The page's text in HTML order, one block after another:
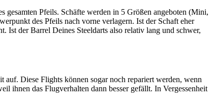
gesamten Pfeils. Schäfte werden in 5 Größen angeboten (Mini,
des Pfeils nach vorne verlagern. Ist der Schaft eher
Ist der Barrel Deines Steeldarts also relativ lang und schwer,
Diese Flights können sogar noch repariert werden, wenn
ihnen das Flugverhalten dann besser gefällt. In Vergessenheit